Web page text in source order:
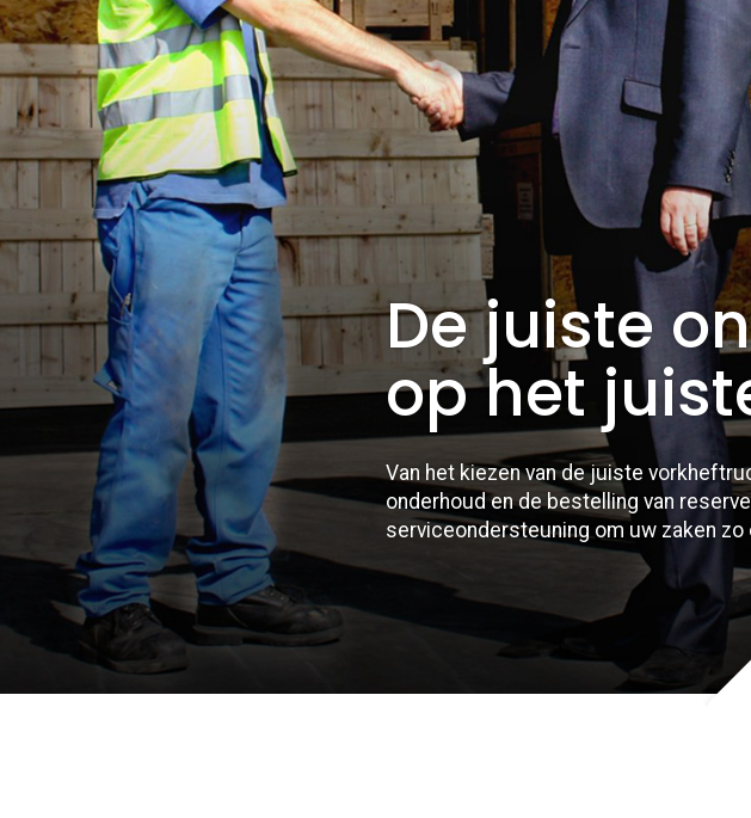
De juiste
op het
Van het kiezen van de juiste
onderhoud en de bestelling van
serviceondersteuning om uw zaken